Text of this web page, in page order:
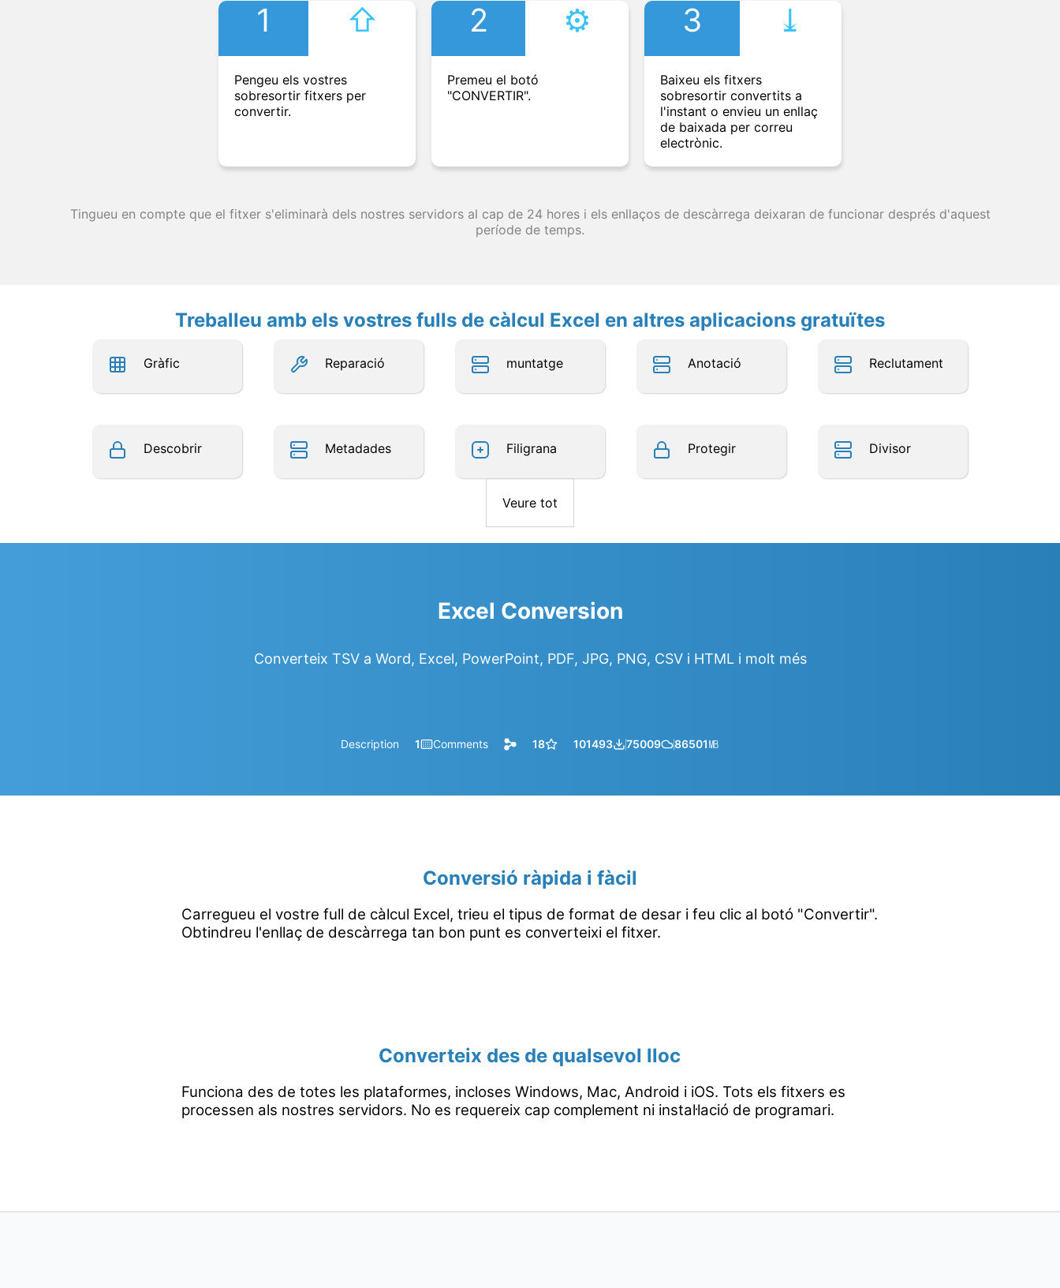
1 ⇧︎
Pengeu els vostres
sobresortir fitxers per
convertir.
2 ⚙︎
Premeu el botó
"CONVERTIR".
3 ⤓︎
Baixeu els fitxers
sobresortir convertits a
l'instant o envieu un enllaç
de baixada per correu
electrònic.
Tingueu en compte que el fitxer s'eliminarà dels nostres servidors al cap de 24 hores i els enllaços de descàrrega deixaran de funcionar després d'aquest
període de temps.
Treballeu amb els vostres fulls de càlcul Excel en altres aplicacions gratuïtes
Gràfic Reparació muntatge Anotació Reclutament
Descobrir Metadades Filigrana Protegir Divisor
Veure tot
Excel Conversion
Converteix TSV a Word, Excel, PowerPoint, PDF, JPG, PNG, CSV i HTML i molt més
Description 1 Comments 18 101493 75009 86501㎆︎
Conversió ràpida i fàcil
Carregueu el vostre full de càlcul Excel, trieu el tipus de format de desar i feu clic al botó "Convertir".
Obtindreu l'enllaç de descàrrega tan bon punt es converteixi el fitxer.
Converteix des de qualsevol lloc
Funciona des de totes les plataformes, incloses Windows, Mac, Android i iOS. Tots els fitxers es
processen als nostres servidors. No es requereix cap complement ni instal·lació de programari.